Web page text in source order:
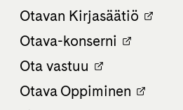
Otavan Kirjasäätiö
Otava-konserni
Ota vastuu
Otava Oppiminen